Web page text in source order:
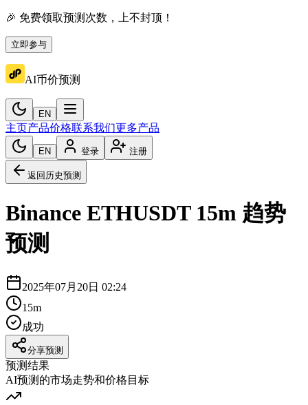
🎉 免费领取预测次数，上不封顶！
立即参与
AI币价预测
EN
主页产品价格联系我们更多产品
EN 登录 注册
返回历史预测
Binance ETHUSDT 15m 趋势
预测
2025年07月20日 02:24
15m
成功
分享预测
预测结果
AI预测的市场走势和价格目标